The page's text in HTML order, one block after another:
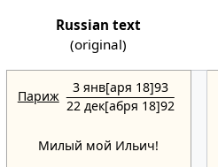
Russian text
(original)
Париж
3 янв[аря 18]93
22 дек[абря 18]92
Милый мой Ильич!